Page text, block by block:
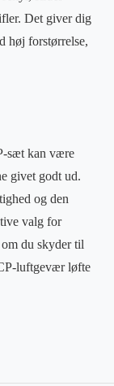
Det giver dig
høj forstørrelse,
sæt kan være
givet godt ud.
og den
valg for
om du skyder til
luftgevær løfte